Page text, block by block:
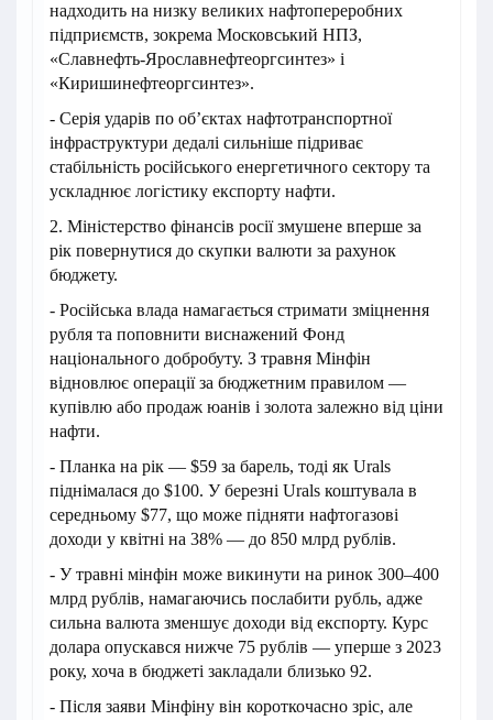
надходить на низку великих нафтопереробних
підприємств, зокрема Московський НПЗ,
«Славнефть-Ярославнефтеоргсинтез» і
«Киришинефтеоргсинтез».
- Серія ударів по об’єктах нафтотранспортної
інфраструктури дедалі сильніше підриває
стабільність російського енергетичного сектору та
ускладнює логістику експорту нафти.
2. Міністерство фінансів росії змушене вперше за
рік повернутися до скупки валюти за рахунок
бюджету.
- Російська влада намагається стримати зміцнення
рубля та поповнити виснажений Фонд
національного добробуту. З травня Мінфін
відновлює операції за бюджетним правилом —
купівлю або продаж юанів і золота залежно від ціни
нафти.
- Планка на рік — $59 за барель, тоді як Urals
піднімалася до $100. У березні Urals коштувала в
середньому $77, що може підняти нафтогазові
доходи у квітні на 38% — до 850 млрд рублів.
- У травні мінфін може викинути на ринок 300–400
млрд рублів, намагаючись послабити рубль, адже
сильна валюта зменшує доходи від експорту. Курс
долара опускався нижче 75 рублів — уперше з 2023
року, хоча в бюджеті закладали близько 92.
- Після заяви Мінфіну він короткочасно зріс, але